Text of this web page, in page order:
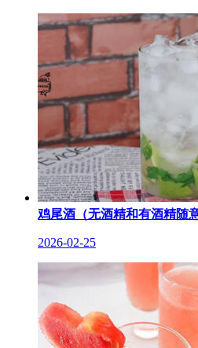
鸡尾酒（无酒精和有酒精随
2026-02-25